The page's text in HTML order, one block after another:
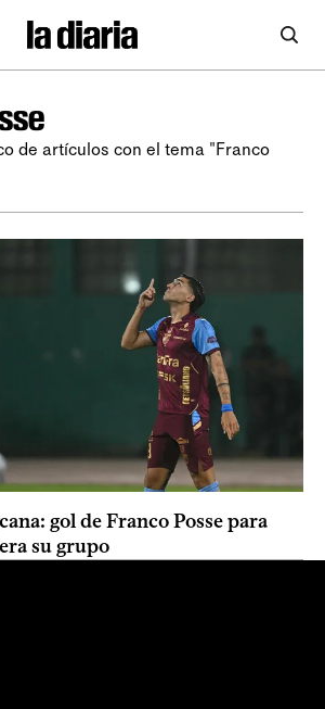
de artículos con el tema "Franco
gol de Franco Posse para
su grupo